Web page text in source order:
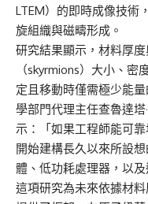
LTEM）的即時成像技術
旋組織與磁疇形成。
研究結果顯示，材料厚
（skyrmions）大小、
定且移動時僅需極少能
學部門代理主任查魯達
示：「如果工程師能可
開始建構長久以來所設
體、低功耗處理器，以
這項研究為未來依據材